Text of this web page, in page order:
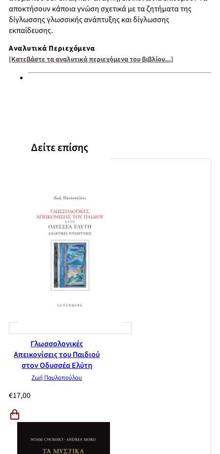
αποκτήσουν κάποια γνώση σχετικά με τα ζητήματα της
δίγλωσσης γλωσσικής ανάπτυξης και δίγλωσσης
εκπαίδευσης.
Αναλυτικά Περιεχόμενα
[Κατεβάστε τα αναλυτικά περιεχόμενα του βιβλίου...]
Δείτε επίσης
Γλωσσολογικές
Απεικονίσεις του Παιδιού
στον Οδυσσέα Ελύτη
Ζωή Παυλοπούλου
€17,00